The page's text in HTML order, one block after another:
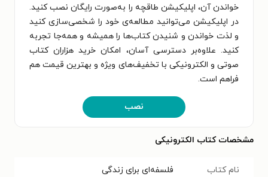
خواندن آن، اپلیکیشن طاقچه را به‌صورت رایگان نصب کنید.
در اپلیکیشن می‌توانید مطالعه‌ی خود را شخصی‌سازی کنید
و لذت خواندن و شنیدن کتاب‌ها را همیشه و همه‌جا تجربه
کنید. علاوه‌بر دسترسی آسان، امکان خرید هزاران کتاب
صوتی و الکترونیکی با تخفیف‌های ویژه و بهترین قیمت هم
فراهم است.
نصب
مشخصات کتاب الکترونیکی
نام کتاب فلسفه‌ای برای زندگی